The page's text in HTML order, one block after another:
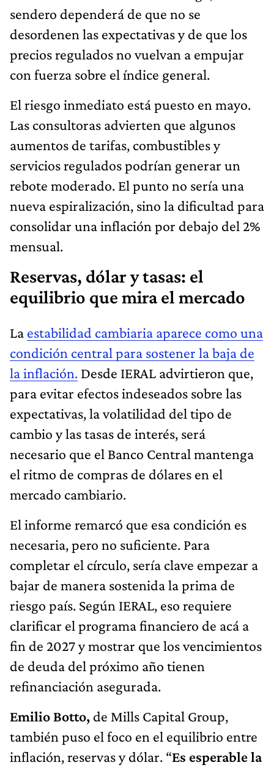
sendero dependerá de que no se
desordenen las expectativas y de que los
precios regulados no vuelvan a empujar
con fuerza sobre el índice general.
El riesgo inmediato está puesto en mayo.
Las consultoras advierten que algunos
aumentos de tarifas, combustibles y
servicios regulados podrían generar un
rebote moderado. El punto no sería una
nueva espiralización, sino la dificultad para
consolidar una inflación por debajo del 2%
mensual.
Reservas, dólar y tasas: el
equilibrio que mira el mercado
La estabilidad cambiaria aparece como una
condición central para sostener la baja de
la inflación. Desde IERAL advirtieron que,
para evitar efectos indeseados sobre las
expectativas, la volatilidad del tipo de
cambio y las tasas de interés, será
necesario que el Banco Central mantenga
el ritmo de compras de dólares en el
mercado cambiario.
El informe remarcó que esa condición es
necesaria, pero no suficiente. Para
completar el círculo, sería clave empezar a
bajar de manera sostenida la prima de
riesgo país. Según IERAL, eso requiere
clarificar el programa financiero de acá a
fin de 2027 y mostrar que los vencimientos
de deuda del próximo año tienen
refinanciación asegurada.
Emilio Botto, de Mills Capital Group,
también puso el foco en el equilibrio entre
inflación, reservas y dólar. “Es esperable la